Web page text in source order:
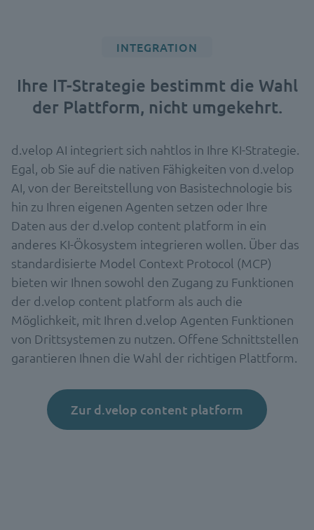
INTEGRATION
Ihre IT-Strategie bestimmt die Wahl
der Plattform, nicht umgekehrt.
d.velop AI integriert sich nahtlos in Ihre KI-Strategie.
Egal, ob Sie auf die nativen Fähigkeiten von d.velop
AI, von der Bereitstellung von Basistechnologie bis
hin zu Ihren eigenen Agenten setzen oder Ihre
Daten aus der d.velop content platform in ein
anderes KI-Ökosystem integrieren wollen. Über das
standardisierte Model Context Protocol (MCP)
bieten wir Ihnen sowohl den Zugang zu Funktionen
der d.velop content platform als auch die
Möglichkeit, mit Ihren d.velop Agenten Funktionen
von Drittsystemen zu nutzen. Offene Schnittstellen
garantieren Ihnen die Wahl der richtigen Plattform.
Zur d.velop content platform